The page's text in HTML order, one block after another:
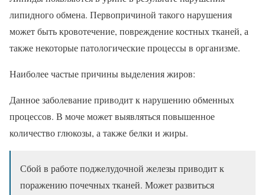
липидного обмена. Первопричиной такого нарушения
может быть кровотечение, повреждение костных тканей, а
также некоторые патологические процессы в организме.
Наиболее частые причины выделения жиров:
Данное заболевание приводит к нарушению обменных
процессов. В моче может выявляться повышенное
количество глюкозы, а также белки и жиры.
Сбой в работе поджелудочной железы приводит к
поражению почечных тканей. Может развиться